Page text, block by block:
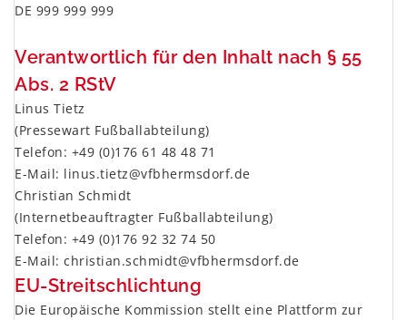
DE 999 999 999
Verantwortlich für den Inhalt nach § 55
Abs. 2 RStV
Linus Tietz
(Pressewart Fußballabteilung)
Telefon: +49 (0)176 61 48 48 71
E-Mail: linus.tietz@vfbhermsdorf.de
Christian Schmidt
(Internetbeauftragter Fußballabteilung)
Telefon: +49 (0)176 92 32 74 50
E-Mail: christian.schmidt@vfbhermsdorf.de
EU-Streitschlichtung
Die Europäische Kommission stellt eine Plattform zur